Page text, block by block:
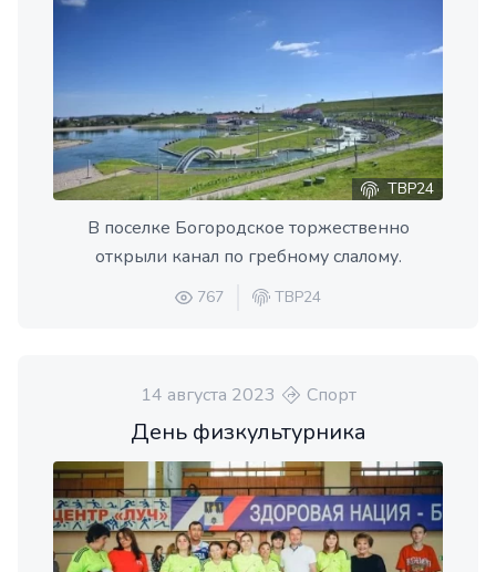
ТВР24
В поселке Богородское торжественно
открыли канал по гребному слалому.
767 ТВР24
14 августа 2023 Спорт
День физкультурника